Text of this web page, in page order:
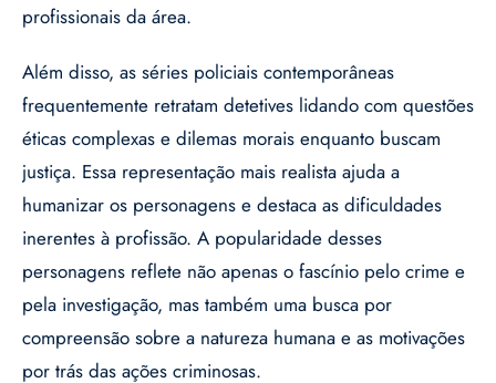
profissionais da área.
Além disso, as séries policiais contemporâneas
frequentemente retratam detetives lidando com questões
éticas complexas e dilemas morais enquanto buscam
justiça. Essa representação mais realista ajuda a
humanizar os personagens e destaca as dificuldades
inerentes à profissão. A popularidade desses
personagens reflete não apenas o fascínio pelo crime e
pela investigação, mas também uma busca por
compreensão sobre a natureza humana e as motivações
por trás das ações criminosas.